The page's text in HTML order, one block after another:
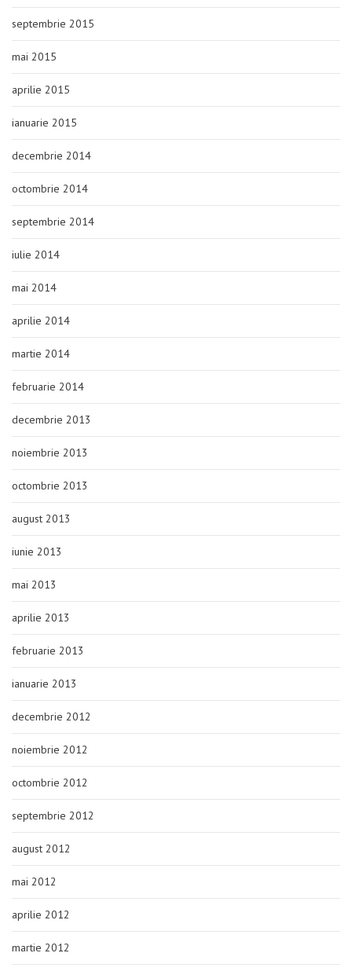
septembrie 2015
mai 2015
aprilie 2015
ianuarie 2015
decembrie 2014
octombrie 2014
septembrie 2014
iulie 2014
mai 2014
aprilie 2014
martie 2014
februarie 2014
decembrie 2013
noiembrie 2013
octombrie 2013
august 2013
iunie 2013
mai 2013
aprilie 2013
februarie 2013
ianuarie 2013
decembrie 2012
noiembrie 2012
octombrie 2012
septembrie 2012
august 2012
mai 2012
aprilie 2012
martie 2012